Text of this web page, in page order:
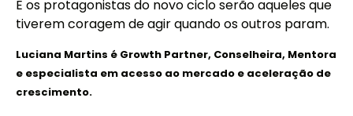
E os protagonistas do novo ciclo serão aqueles que
tiverem coragem de agir quando os outros param.
Luciana Martins é Growth Partner, Conselheira, Mentora
e especialista em acesso ao mercado e aceleração de
crescimento.